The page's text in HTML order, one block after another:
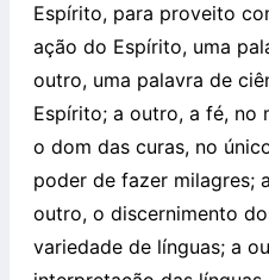
Espírito, para proveito
ação do Espírito, uma
outro, uma palavra de
Espírito; a outro, a fé, no
o dom das curas, no
poder de fazer milagres;
outro, o discernimento
variedade de línguas; a